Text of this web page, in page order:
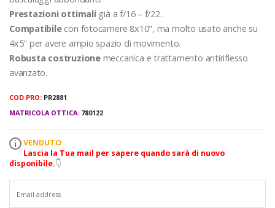
Prestazioni ottimali già a f/16 – f/22.
Compatibilecon fotocamere 8x10", ma molto usato anche su
4x5" per avere ampio spazio di movimento.
Robusta costruzionemeccanica e trattamento antiriflesso
avanzato.
COD PRO: PR2881
MATRICOLA OTTICA: 780122
VENDUTO
Lascia la Tua mail per sapere quando sarà di nuovo
disponibile.👇